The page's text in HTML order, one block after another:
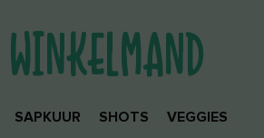
WINKELMAND
SAPKUUR SHOTS VEGGIES